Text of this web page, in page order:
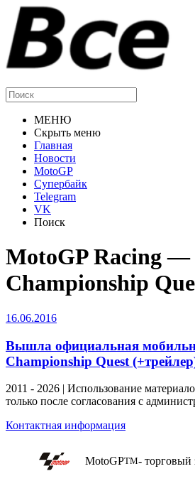
МЕНЮ
Скрыть меню
Главная
Новости
MotoGP
Супербайк
Telegram
VK
Поиск
MotoGP Racing —
Championship
16.06.2016
Вышла официальная
Championship Quest
2011 - 2026 | Использование
только после согласования с
Контактная информация
MotoGPTM- торговый